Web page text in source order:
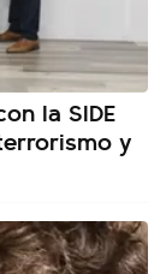
la SIDE
y